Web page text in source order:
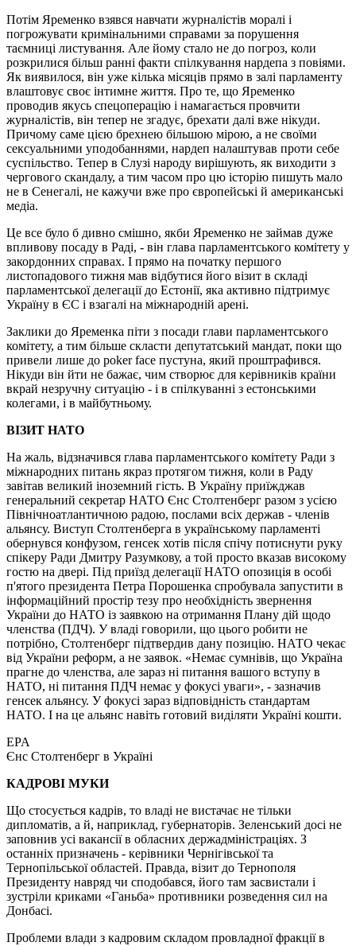
Потім Яременко взявся навчати журналістів моралі і
погрожувати кримінальними справами за порушення
таємниці листування. Але йому стало не до погроз, коли
розкрилися більш ранні факти спілкування нардепа з повіями.
Як виявилося, він уже кілька місяців прямо в залі парламенту
влаштовує своє інтимне життя. Про те, що Яременко
проводив якусь спецоперацію і намагається провчити
журналістів, він тепер не згадує, брехати далі вже нікуди.
Причому саме цією брехнею більшою мірою, а не своїми
сексуальними уподобаннями, нардеп налаштував проти себе
суспільство. Тепер в Слузі народу вирішують, як виходити з
чергового скандалу, а тим часом про цю історію пишуть мало
не в Сенегалі, не кажучи вже про європейські й американські
медіа.
Це все було б дивно смішно, якби Яременко не займав дуже
впливову посаду в Раді, - він глава парламентського комітету у
закордонних справах. І прямо на початку першого
листопадового тижня мав відбутися його візит в складі
парламентської делегації до Естонії, яка активно підтримує
Україну в ЄС і взагалі на міжнародній арені.
Заклики до Яременка піти з посади глави парламентського
комітету, а тим більше скласти депутатський мандат, поки що
привели лише до poker face пустуна, який проштрафився.
Нікуди він йти не бажає, чим створює для керівників країни
вкрай незручну ситуацію - і в спілкуванні з естонськими
колегами, і в майбутньому.
ВІЗИТ НАТО
На жаль, відзначився глава парламентського комітету Ради з
міжнародних питань якраз протягом тижня, коли в Раду
завітав великий іноземний гість. В Україну приїжджав
генеральний секретар НАТО Єнс Столтенберг разом з усією
Північноатлантичною радою, послами всіх держав - членів
альянсу. Виступ Столтенберга в українському парламенті
обернувся конфузом, генсек хотів після спічу потиснути руку
спікеру Ради Дмитру Разумкову, а той просто вказав високому
гостю на двері. Під приїзд делегації НАТО опозиція в особі
п'ятого президента Петра Порошенка спробувала запустити в
інформаційний простір тезу про необхідність звернення
України до НАТО із заявкою на отримання Плану дій щодо
членства (ПДЧ). У владі говорили, що цього робити не
потрібно, Столтенберг підтвердив дану позицію. НАТО чекає
від України реформ, а не заявок. «Немає сумнівів, що Україна
прагне до членства, але зараз ні питання вашого вступу в
НАТО, ні питання ПДЧ немає у фокусі уваги», - зазначив
генсек альянсу. У фокусі зараз відповідність стандартам
НАТО. І на це альянс навіть готовий виділяти Україні кошти.
EPA
Єнс Столтенберг в Україні
КАДРОВІ МУКИ
Що стосується кадрів, то владі не вистачає не тільки
дипломатів, а й, наприклад, губернаторів. Зеленський досі не
заповнив усі вакансії в обласних держадміністраціях. З
останніх призначень - керівники Чернігівської та
Тернопільської областей. Правда, візит до Тернополя
Президенту навряд чи сподобався, його там засвистали і
зустріли криками «Ганьба» противники розведення сил на
Донбасі.
Проблеми влади з кадровим складом провладної фракції в